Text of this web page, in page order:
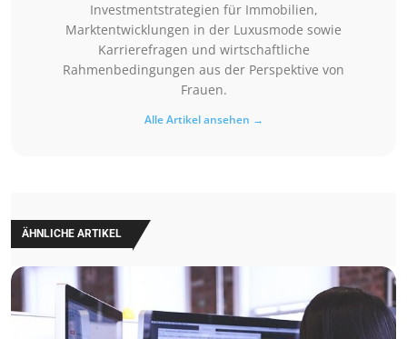
Investmentstrategien für Immobilien,
Marktentwicklungen in der Luxusmode sowie
Karrierefragen und wirtschaftliche
Rahmenbedingungen aus der Perspektive von
Frauen.
Alle Artikel ansehen →
ÄHNLICHE ARTIKEL